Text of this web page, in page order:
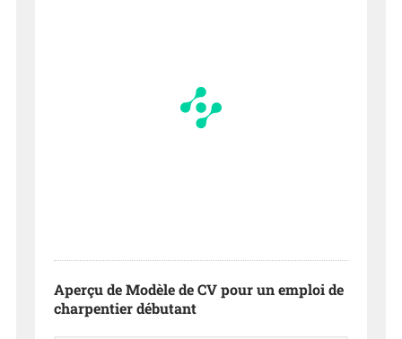
Aperçu de Modèle de CV pour un emploi de
charpentier débutant